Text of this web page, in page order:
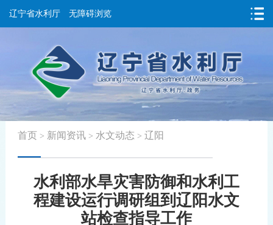
辽宁省水利厅 无障碍浏览
首页 > 新闻资讯> 水文动态 > 辽阳
水利部水旱灾害防御和水利工
程建设运行调研组到辽阳水文
站检查指导工作